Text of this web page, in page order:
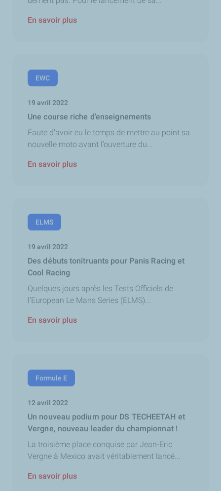
En savoir plus
EWC
19 avril 2022
Une course riche d’enseignements
Faute d’avoir eu le temps de mettre au point sa
nouvelle moto avant l’ouverture du...
En savoir plus
ELMS
19 avril 2022
Des débuts tonitruants pour Panis Racing et
Cool Racing
Quelques jours après les Tests Officiels de
l’European Le Mans Series (ELMS)...
En savoir plus
Formule E
12 avril 2022
Un nouveau podium pour DS TECHEETAH et
Vergne, nouveau leader du championnat !
La troisième place conquise par Jean-Eric
Vergne à Mexico avait véritablement lancé...
En savoir plus